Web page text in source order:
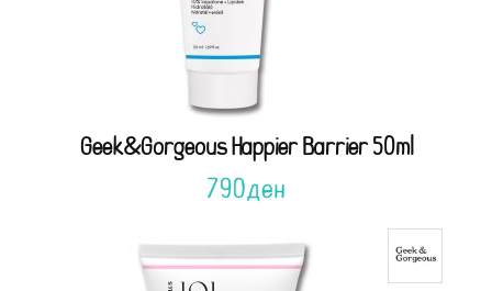
Geek&Gorgeous Happier Barrier 50ml
790ден